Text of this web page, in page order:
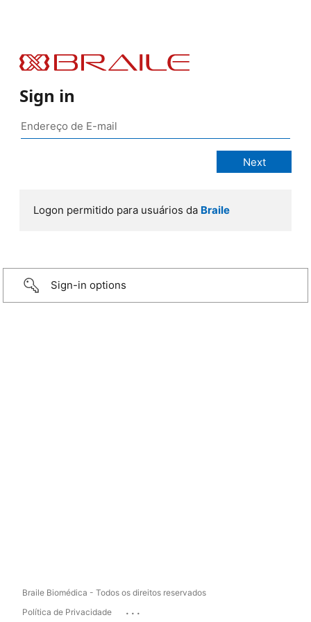
Sign in
Logon permitido para usuários da Braile
Sign-in options
Braile Biomédica - Todos os direitos reservados
Política de Privacidade
...